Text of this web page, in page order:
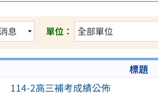
單位：
標題
114-2高三補考成績公佈